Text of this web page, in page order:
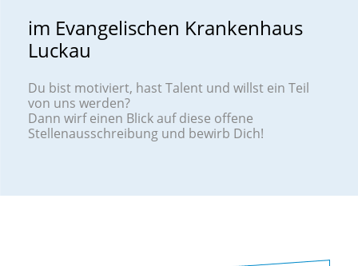
im Evangelischen Krankenhaus
Luckau
Du bist motiviert, hast Talent und willst ein Teil
von uns werden?
Dann wirf einen Blick auf diese offene
Stellenausschreibung und bewirb Dich!